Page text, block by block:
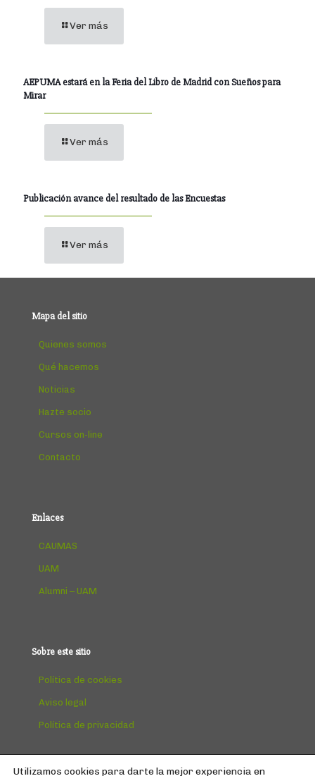
Ver más
AEPUMA estará en la Feria del Libro de Madrid con Sueños para
Mirar
Ver más
Publicación avance del resultado de las Encuestas
Ver más
Mapa del sitio
Quienes somos
Qué hacemos
Noticias
Hazte socio
Cursos on-line
Contacto
Enlaces
CAUMAS
UAM
Alumni – UAM
Sobre este sitio
Política de cookies
Aviso legal
Política de privacidad
Utilizamos cookies para darte la mejor experiencia en